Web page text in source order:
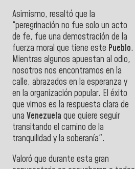
Asimismo, resaltó que la
“peregrinación no fue solo un acto
de fe, fue una demostración de la
fuerza moral que tiene este Pueblo.
Mientras algunos apuestan al odio,
nosotros nos encontramos en la
calle, abrazados en la esperanza y
en la organización popular. El éxito
que vimos es la respuesta clara de
una Venezuela que quiere seguir
transitando el camino de la
tranquilidad y la soberanía".
Valoró que durante esta gran